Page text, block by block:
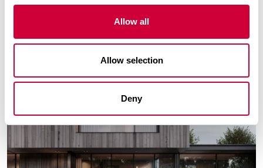
Allow all
Allow selection
Deny
3 Marca, 2026